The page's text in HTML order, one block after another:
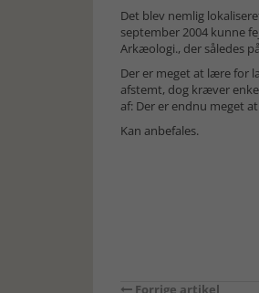
Det blev nemlig
september 2004 kunne
Arkæologi., der således
Der er meget at lære for
afstemt, dog kræver
af: Der er endnu meget
Kan anbefales.
Forrige artikel